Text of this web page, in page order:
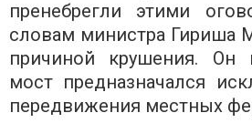
пренебрегли этими
словам министра Гириша
причиной крушения. Он
мост предназначался
передвижения местных